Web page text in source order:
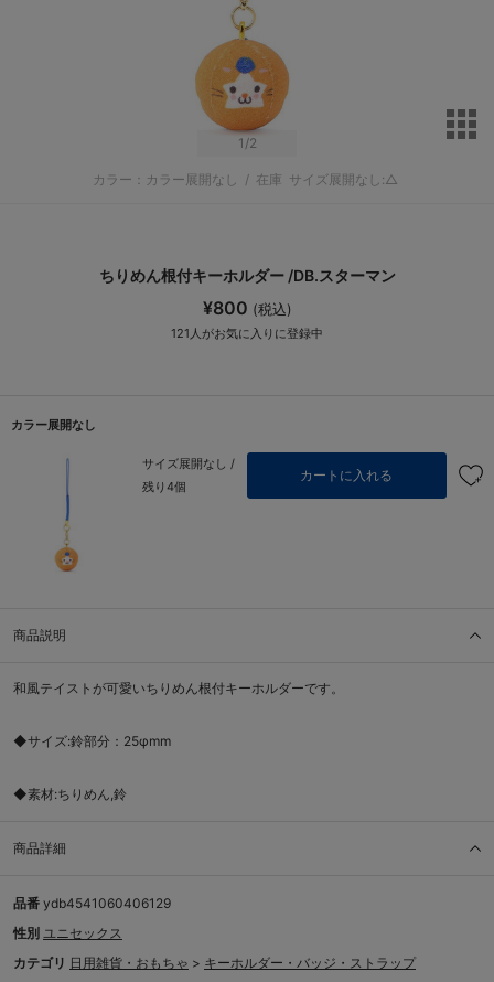
1 /2
カラー：カラー展開なし / 在庫 サイズ展開なし:△
ちりめん根付キーホルダー /DB.スターマン
¥800 (税込)
121 人がお気に入りに登録中
カラー展開なし
サイズ展開なし /
残り4個
カートに入れる
商品説明
和風テイストが可愛いちりめん根付キーホルダーです。
◆サイズ:鈴部分：25φmm
◆素材:ちりめん,鈴
商品詳細
品番 ydb4541060406129
性別 ユニセックス
カテゴリ 日用雑貨・おもちゃ > キーホルダー・バッジ・ストラップ